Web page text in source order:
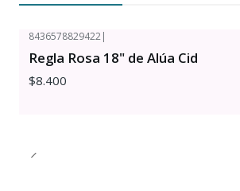
8436578829422|
Regla Rosa 18" de Alúa Cid
$8.400